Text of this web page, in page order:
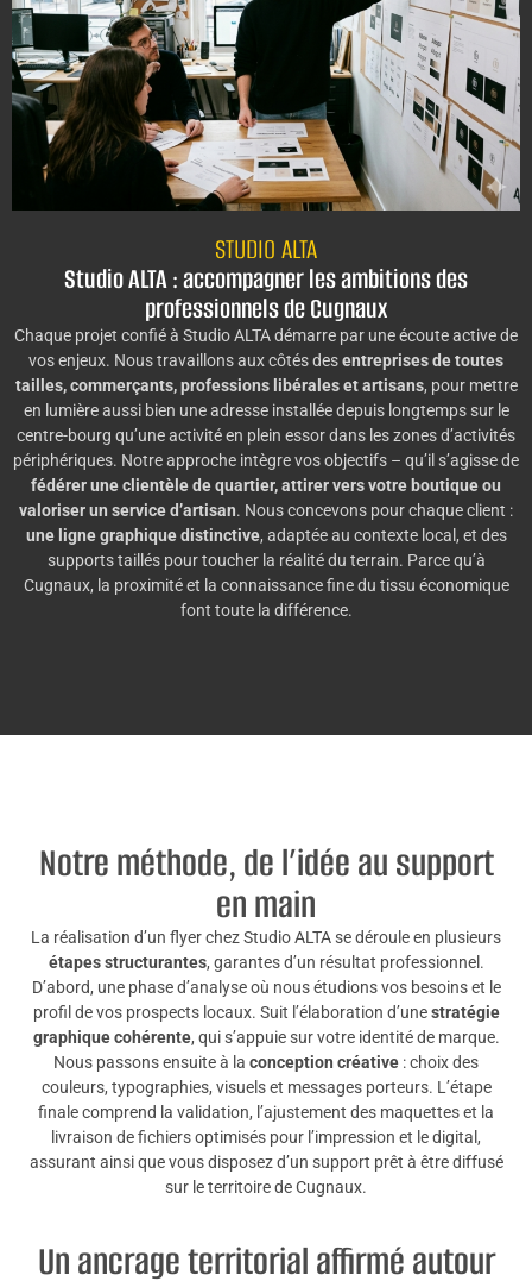
STUDIO ALTA
Studio ALTA : accompagner les ambitions des
professionnels de Cugnaux
Chaque projet confié à Studio ALTA démarre par une écoute active de
vos enjeux. Nous travaillons aux côtés desentreprises de toutes
tailles, commerçants, professions libérales et artisans, pour mettre
en lumière aussi bien une adresse installée depuis longtemps sur le
centre-bourg qu’une activité en plein essor dans les zones d’activités
périphériques. Notre approche intègre vos objectifs – qu’il s’agisse de
fédérer une clientèle de quartier, attirer vers votre boutique ou
valoriser un service d’artisan. Nous concevons pour chaque client :
une ligne graphique distinctive, adaptée au contexte local, et des
supports taillés pour toucher la réalité du terrain. Parce qu’à
Cugnaux, la proximité et la connaissance fine du tissu économique
font toute la différence.
Notre méthode, de l’idée au support
en main
La réalisation d’un flyer chez Studio ALTA se déroule en plusieurs
étapes structurantes, garantes d’un résultat professionnel.
D’abord, une phase d’analyse où nous étudions vos besoins et le
profil de vos prospects locaux. Suit l’élaboration d’unestratégie
graphique cohérente, qui s’appuie sur votre identité de marque.
Nous passons ensuite à la conception créative : choix des
couleurs, typographies, visuels et messages porteurs. L’étape
finale comprend la validation, l’ajustement des maquettes et la
livraison de fichiers optimisés pour l’impression et le digital,
assurant ainsi que vous disposez d’un support prêt à être diffusé
sur le territoire de Cugnaux.
Un ancrage territorial affirmé autour